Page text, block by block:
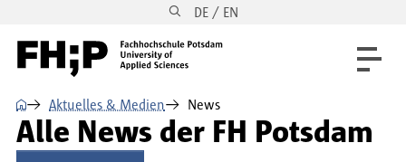
Direkt zur Hauptnavigation DE / EN
⌂ Aktuelles & Medien News
Alle News der FH Potsdam